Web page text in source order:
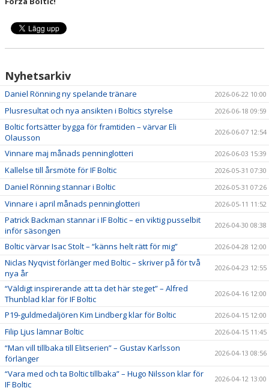
Nyhetsarkiv
Daniel Rönning ny spelande tränare 2026-06-22 10:00
Plusresultat och nya ansikten i Boltics styrelse 2026-06-18 09:59
Boltic fortsätter bygga för framtiden – värvar Eli
Olausson
2026-06-07 12:54
Vinnare maj månads penninglotteri 2026-06-03 15:39
Kallelse till årsmöte för IF Boltic 2026-05-31 07:30
Daniel Rönning stannar i Boltic 2026-05-31 07:26
Vinnare i april månads penninglotteri 2026-05-11 11:52
Patrick Backman stannar i IF Boltic – en viktig pusselbit
inför säsongen
2026-04-30 08:38
Boltic värvar Isac Stolt – “känns helt rätt för mig” 2026-04-28 12:00
Niclas Nyqvist förlänger med Boltic – skriver på för två
nya år
2026-04-23 12:55
“Väldigt inspirerande att ta det här steget” – Alfred
Thunblad klar för IF Boltic
2026-04-16 12:00
P19-guldmedaljören Kim Lindberg klar för Boltic 2026-04-15 12:00
Filip Ljus lämnar Boltic 2026-04-15 11:45
“Man vill tillbaka till Elitserien” – Gustav Karlsson
förlänger
2026-04-13 08:56
“Vara med och ta Boltic tillbaka” – Hugo Nilsson klar för
IF Boltic
2026-04-12 13:00